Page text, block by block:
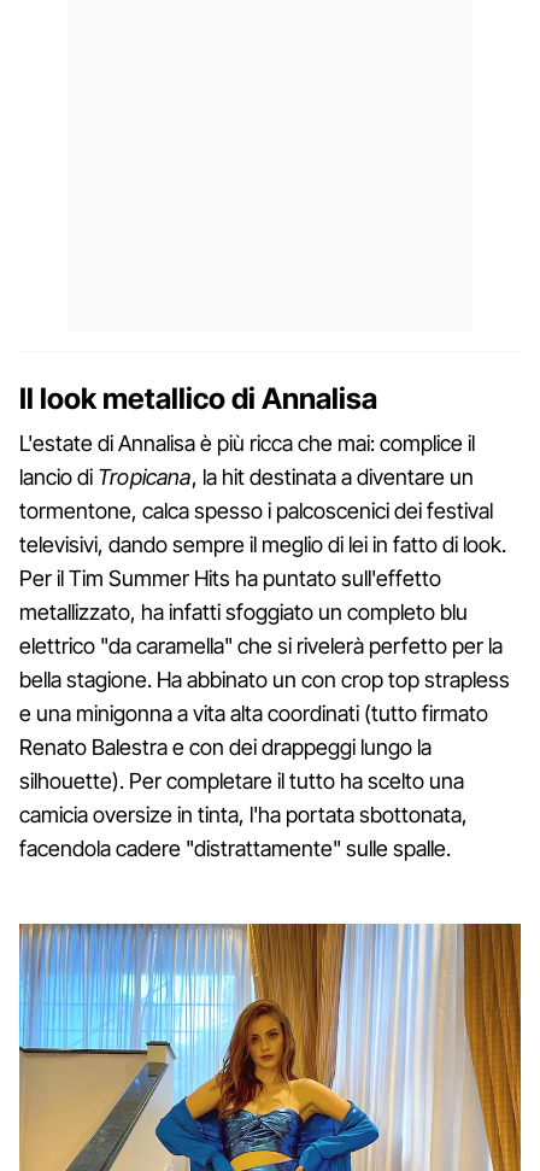
Il look metallico di Annalisa
L'estate di Annalisa è più ricca che mai: complice il
lancio di Tropicana, la hit destinata a diventare un
tormentone, calca spesso i palcoscenici dei festival
televisivi, dando sempre il meglio di lei in fatto di look.
Per il Tim Summer Hits ha puntato sull'effetto
metallizzato, ha infatti sfoggiato un completo blu
elettrico "da caramella" che si rivelerà perfetto per la
bella stagione. Ha abbinato un con crop top strapless
e una minigonna a vita alta coordinati (tutto firmato
Renato Balestra e con dei drappeggi lungo la
silhouette). Per completare il tutto ha scelto una
camicia oversize in tinta, l'ha portata sbottonata,
facendola cadere "distrattamente" sulle spalle.